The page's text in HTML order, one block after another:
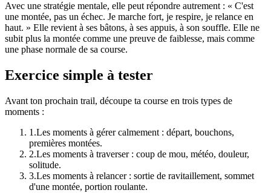
Avec une stratégie mentale, elle peut répondre autrement : « C'est
une montée, pas un échec. Je marche fort, je respire, je relance en
haut. » Elle revient à ses bâtons, à ses appuis, à son souffle. Elle ne
subit plus la montée comme une preuve de faiblesse, mais comme
une phase normale de sa course.
Exercice simple à tester
Avant ton prochain trail, découpe ta course en trois types de
moments :
1 .Les moments à gérer calmement : départ, bouchons,
premières montées.
2.Les moments à traverser : coup de mou, météo, douleur,
solitude.
3.Les moments à relancer : sortie de ravitaillement, sommet
d'une montée, portion roulante.